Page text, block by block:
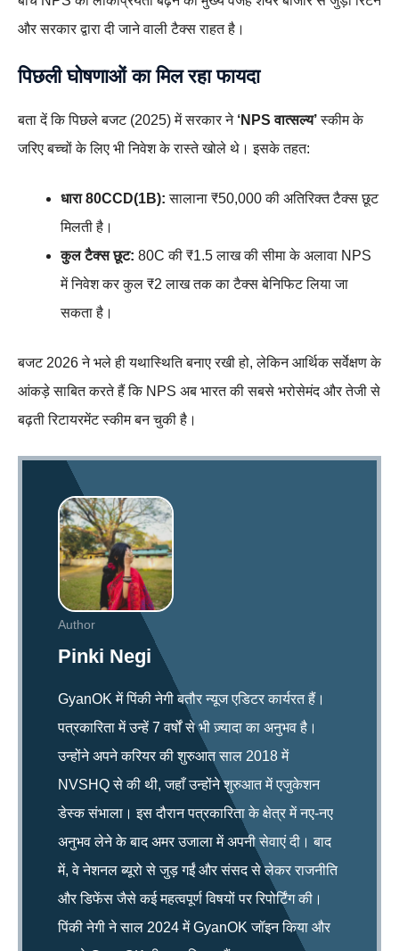
और सरकार द्वारा दी जाने वाली टैक्स राहत है।
पिछली घोषणाओं का मिल रहा फायदा
बता दें कि पिछले बजट (2025) में सरकार ने ‘NPS वात्सल्य’स्कीम के
जरिए बच्चों के लिए भी निवेश के रास्ते खोले थे। इसके तहत:
धारा 80CCD(1B): सालाना ₹50,000 की अतिरिक्त टैक्स छूट
मिलती है।
कुल टैक्स छूट: 80C की ₹1.5 लाख की सीमा के अलावा NPS
में निवेश कर कुल ₹2 लाख तक का टैक्स बेनिफिट लिया जा
सकता है।
बजट 2026 ने भले ही यथास्थिति बनाए रखी हो, लेकिन आर्थिक सर्वेक्षण के
आंकड़े साबित करते हैं कि NPS अब भारत की सबसे भरोसेमंद और तेजी से
बढ़ती रिटायरमेंट स्कीम बन चुकी है।
Author
Pinki Negi
GyanOK में पिंकी नेगी बतौर न्यूज एडिटर कार्यरत हैं।
पत्रकारिता में उन्हें 7 वर्षों से भी ज़्यादा का अनुभव है।
उन्होंने अपने करियर की शुरुआत साल 2018 में
NVSHQ से की थी, जहाँ उन्होंने शुरुआत में एजुकेशन
डेस्क संभाला। इस दौरान पत्रकारिता के क्षेत्र में नए-नए
अनुभव लेने के बाद अमर उजाला में अपनी सेवाएं दी। बाद
में, वे नेशनल ब्यूरो से जुड़ गईं और संसद से लेकर राजनीति
और डिफेंस जैसे कई महत्वपूर्ण विषयों पर रिपोर्टिंग की।
पिंकी नेगी ने साल 2024 में GyanOK जॉइन किया और